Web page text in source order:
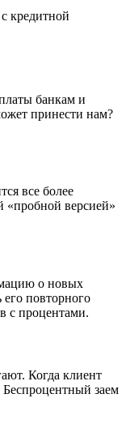
кредитной
банкам и
принести нам?
все более
«пробной версией»
о новых
повторного
с процентами.
Когда клиент
заем